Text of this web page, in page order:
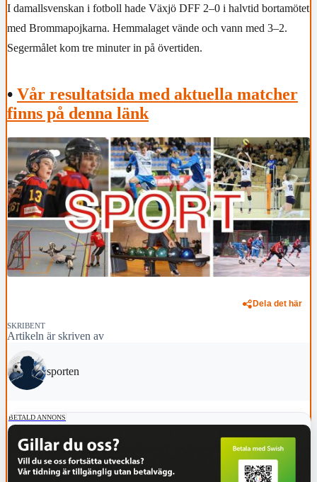
I damallsvenskan i fotboll hade Växjö DFF 2–0 i halvtid bortamötet
med Brommapojkarna. Hemmalaget vände och vann med 3–2.
Segermålet kom tre minuter in på övertiden.
• Vår resultatsida med aktuella matcher
finns på denna länk
Dela det här
SKRIBENT
Artikeln är skriven av
sporten
BETALD ANNONS